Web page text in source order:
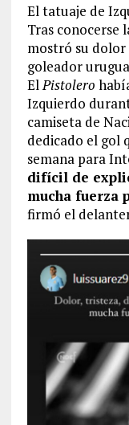
El tatuaje de
Tras conocerse
mostró su
goleador
El Pistolero
Izquierdo
camiseta de
dedicado el gol
semana para
difícil de
mucha fuerza
firmó el